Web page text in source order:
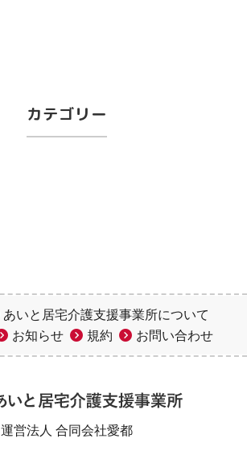
カテゴリー
あいと居宅介護支援事業所について
お知らせ 規約 お問い合わせ
運営法人 合同会社愛都